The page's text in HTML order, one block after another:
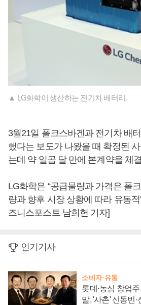
▲ LG화학이 생산하는 전기차 배터리.
3월21일 폴크스바겐과 전기차 배
했다는 보도가 나왔을 때 확정된
는데 약 일곱 달 만에 본계약을 체
LG화학은 “공급물량과 가격은 폴
량과 향후 시장 상황에 따라 유동적
즈니스포스트 남희헌 기자]
인기기사
소비자·유통
롯데·농심 창업
말, '사촌' 신동빈